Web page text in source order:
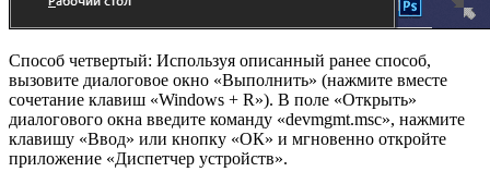
Способ четвертый: Используя описанный ранее способ,
вызовите диалоговое окно «Выполнить» (нажмите вместе
сочетание клавиш «Windows + R»). В поле «Открыть»
диалогового окна введите команду «devmgmt.msc», нажмите
клавишу «Ввод» или кнопку «ОК» и мгновенно откройте
приложение «Диспетчер устройств».